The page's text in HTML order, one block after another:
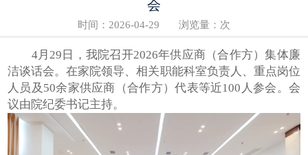
会
时间：2026-04-29 浏览量： 次
4月29日，我院召开2026年供应商（合作方）集体廉
洁谈话会。在家院领导、相关职能科室负责人、重点岗位
人员及50余家供应商（合作方）代表等近100人参会。会
议由院纪委书记主持。